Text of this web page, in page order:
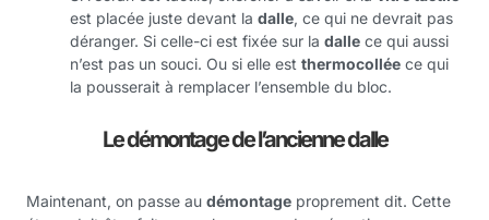
est placée juste devant la dalle, ce qui ne devrait pas
déranger. Si celle-ci est fixée sur la dalle ce qui aussi
n’est pas un souci. Ou si elle est thermocollée ce qui
la pousserait à remplacer l’ensemble du bloc.
Le démontage de l’ancienne dalle
Maintenant, on passe au démontage proprement dit. Cette